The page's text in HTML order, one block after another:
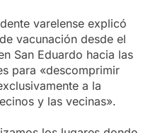
varelense explicó
vacunación desde el
San Eduardo hacia las
para «descomprimir
a la
y las vecinas».